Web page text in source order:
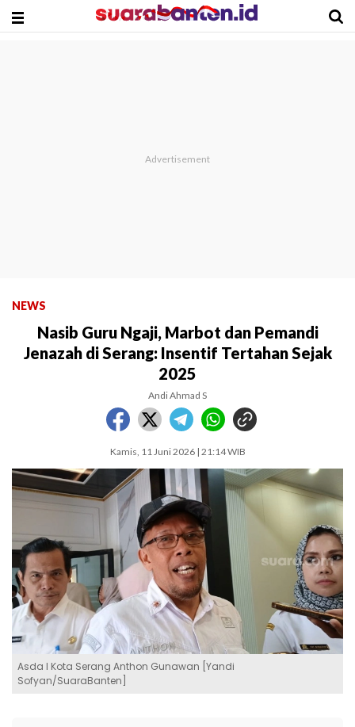
NEWS
Nasib Guru Ngaji, Marbot dan Pemandi
Jenazah di Serang: Insentif Tertahan Sejak
2025
Andi Ahmad S
Kamis, 11 Juni 2026 | 21:14 WIB
Asda I Kota Serang Anthon Gunawan [Yandi
Sofyan/SuaraBanten]